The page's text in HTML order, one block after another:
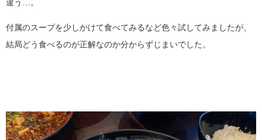
違う…。
付属のスープを少しかけて食べてみるなど色々試してみましたが、
結局どう食べるのが正解なのか分からずじまいでした。